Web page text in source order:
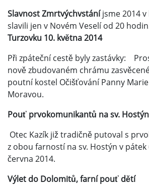
Slavnost Zmrtvýchvstáníjsme 2014
slavili jen v Novém Veselí od 20
Turzovku 10. května 2014
Při zpáteční cestě byly zastávky:
nově zbudovaném chrámu
poutní kostel Očišťování Panny
Moravou.
Pouť prvokomunikantů na sv. Hostýn
Otec Kazík již tradičně putoval s
z obou farností na sv. Hostýn v pátek
června 2014.
Výlet do Dolomitů, farní pouť dětí